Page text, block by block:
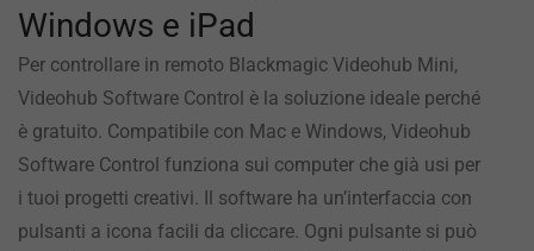
Windows e iPad
Per controllare in remoto Blackmagic Videohub Mini,
Videohub Software Control è la soluzione ideale perché
è gratuito. Compatibile con Mac e Windows, Videohub
Software Control funziona sui computer che già usi per
i tuoi progetti creativi. Il software ha un’interfaccia con
pulsanti a icona facili da cliccare. Ogni pulsante si può